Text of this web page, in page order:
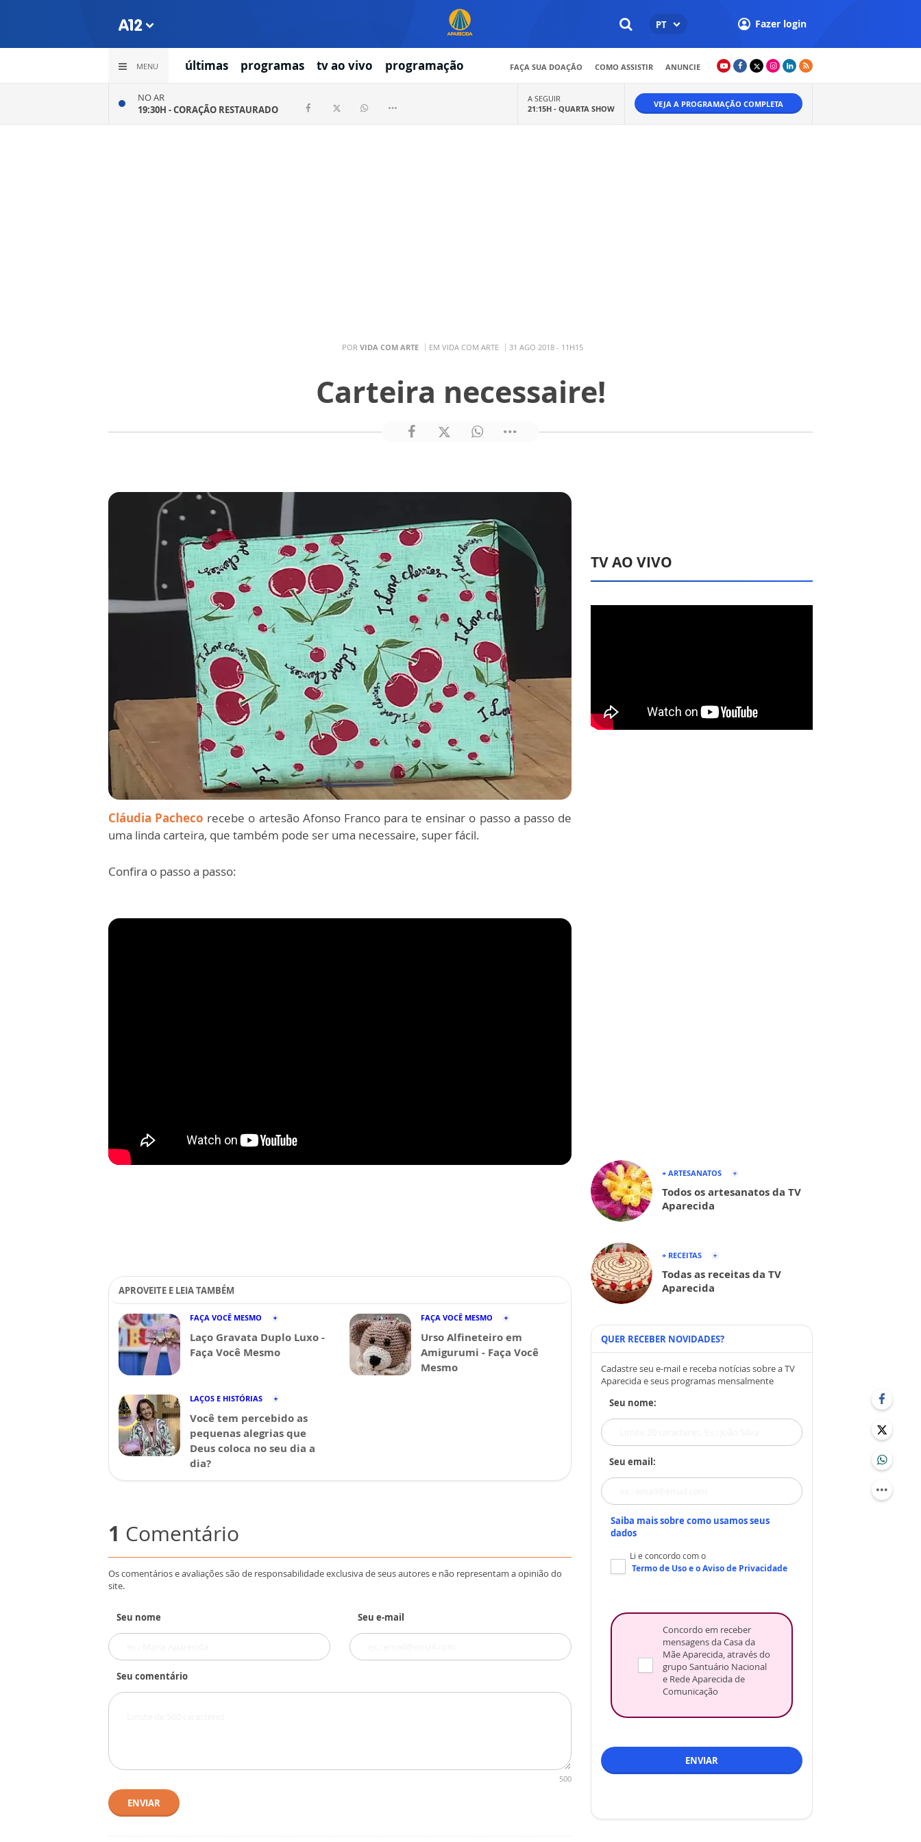
PT Fazer login
MENU últimas programas tv ao vivo programação FAÇA SUA DOAÇÃO COMO ASSISTIR ANUNCIE
NO AR
19:30H -CORAÇÃO RESTAURADO
A SEGUIR
21:15H - QUARTA SHOW VEJA A PROGRAMAÇÃO COMPLETA
POR VIDA COM ARTE EM VIDA COM ARTE 31 AGO 2018 - 11H15
Carteira necessaire!
Cláudia Pacheco recebe o artesão Afonso Franco para te ensinar o passo a passo de
uma linda carteira, que também pode ser uma necessaire, super fácil.
Confira o passo a passo:
APROVEITE E LEIA TAMBÉM
FAÇA VOCÊ MESMO
Laço Gravata Duplo Luxo -
Faça Você Mesmo
FAÇA VOCÊ MESMO
Urso Alfineteiro em
Amigurumi - Faça Você
Mesmo
LAÇOS E HISTÓRIAS
Você tem percebido as
pequenas alegrias que
Deus coloca no seu dia a
dia?
1 Comentário
Os comentários e avaliações são de responsabilidade exclusiva de seus autores e não representam a opinião do
site.
Seu nome Seu e-mail
Seu comentário
500
ENVIAR
TV AO VIVO
+ ARTESANATOS
Todos os artesanatos da TV
Aparecida
+ RECEITAS
Todas as receitas da TV
Aparecida
QUER RECEBER NOVIDADES?
Cadastre seu e-mail e receba notícias sobre a TV
Aparecida e seus programas mensalmente
Seu nome:
Seu email:
Saiba mais sobre como usamos seus
dados
Li e concordo com o
Termo de Usoe oAviso de Privacidade
Concordo em receber
mensagens da Casa da
Mãe Aparecida, através do
grupo Santuário Nacional
e Rede Aparecida de
Comunicação
ENVIAR